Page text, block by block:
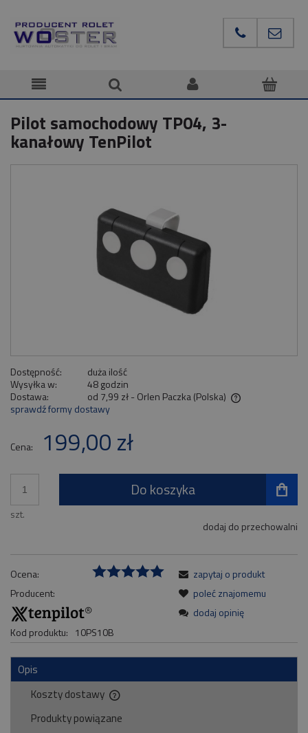
Pilot samochodowy TP04, 3-
kanałowy TenPilot
Dostępność:
duża ilość
Wysyłka w:
48 godzin
Dostawa:
od 7,99 zł - Orlen Paczka (Polska)
Cena nie zawiera ewentualnych kosztów płatności
sprawdź formy dostawy
Cena: 199,00 zł
szt.
Do koszyka
dodaj do przechowalni
Ocena:
Producent:
Kod produktu: 10PS10B
zapytaj o produkt
poleć znajomemu
dodaj opinię
Opis
Koszty dostawy
Cena nie zawiera ewentualnych kosztów płatności
Produkty powiązane